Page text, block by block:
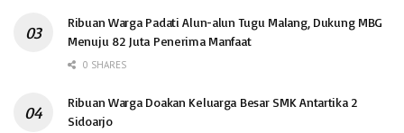
Ribuan Warga Padati Alun-alun Tugu Malang, Dukung MBG
Menuju 82 Juta Penerima Manfaat
0 SHARES
Ribuan Warga Doakan Keluarga Besar SMK Antartika 2
Sidoarjo